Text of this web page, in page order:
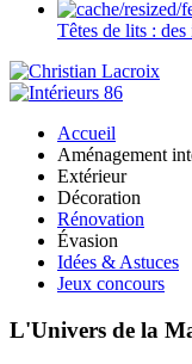
Têtes de lits :
Accueil
Aménagement
Extérieur
Décoration
Rénovation
Évasion
Idées & Astuces
Jeux concours
L'Univers de la